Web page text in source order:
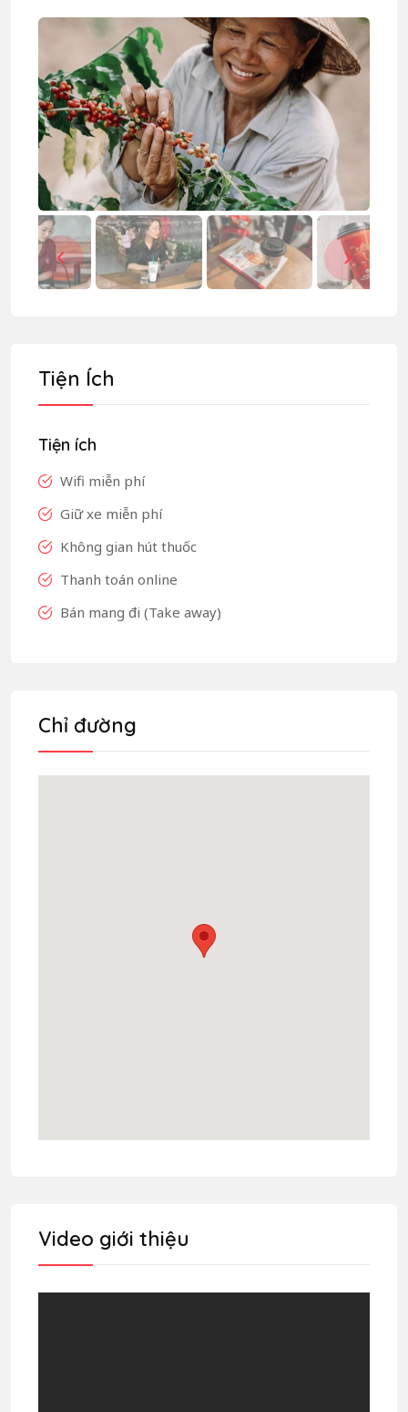
Tiện Ích
Tiện ích
Wifi miễn phí
Giữ xe miễn phí
Không gian hút thuốc
Thanh toán online
Bán mang đi (Take away)
Chỉ đường
Video giới thiệu